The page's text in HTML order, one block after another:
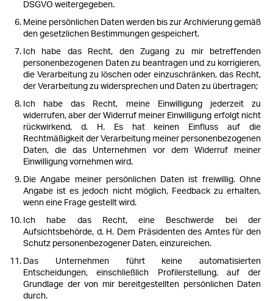
DSGVO weitergegeben.
Meine persönlichen Daten werden bis zur Archivierung gemäß
den gesetzlichen Bestimmungen gespeichert.
Ich habe das Recht, den Zugang zu mir betreffenden
personenbezogenen Daten zu beantragen und zu korrigieren,
die Verarbeitung zu löschen oder einzuschränken, das Recht,
der Verarbeitung zu widersprechen und Daten zu übertragen;
Ich habe das Recht, meine Einwilligung jederzeit zu
widerrufen, aber der Widerruf meiner Einwilligung erfolgt nicht
rückwirkend, d. H. Es hat keinen Einfluss auf die
Rechtmäßigkeit der Verarbeitung meiner personenbezogenen
Daten, die das Unternehmen vor dem Widerruf meiner
Einwilligung vornehmen wird.
Die Angabe meiner persönlichen Daten ist freiwillig. Ohne
Angabe ist es jedoch nicht möglich, Feedback zu erhalten,
wenn eine Frage gestellt wird.
Ich habe das Recht, eine Beschwerde bei der
Aufsichtsbehörde, d. H. Dem Präsidenten des Amtes für den
Schutz personenbezogener Daten, einzureichen.
Das Unternehmen führt keine automatisierten
Entscheidungen, einschließlich Profilerstellung, auf der
Grundlage der von mir bereitgestellten persönlichen Daten
durch.